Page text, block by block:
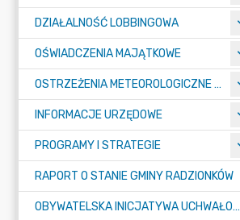
DZIAŁALNOŚĆ LOBBINGOWA
OŚWIADCZENIA MAJĄTKOWE
OSTRZEŻENIA METEOROLOGICZNE O ZŁYM STANIE POWIETRZA I INNE
INFORMACJE URZĘDOWE
PROGRAMY I STRATEGIE
RAPORT O STANIE GMINY RADZIONKÓW
OBYWATELSKA INICJATYWA UCHWAŁODAWCZA